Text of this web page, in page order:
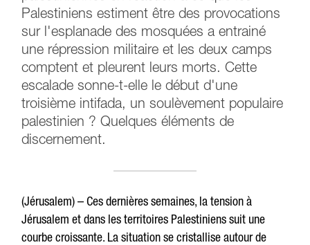
Palestiniens estiment être des provocations
sur l'esplanade des mosquées a entrainé
une répression militaire et les deux camps
comptent et pleurent leurs morts. Cette
escalade sonne-t-elle le début d'une
troisième intifada, un soulèvement populaire
palestinien ? Quelques éléments de
discernement.
(Jérusalem) – Ces dernières semaines, la tension à
Jérusalem et dans les territoires Palestiniens suit une
courbe croissante. La situation se cristallise autour de